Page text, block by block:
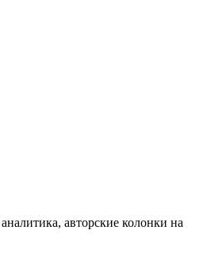
авторские колонки на